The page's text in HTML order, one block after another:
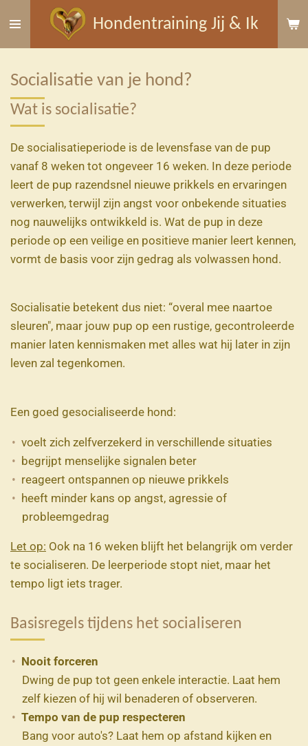
naar
de
hoofdinhoud
Hondentraining Jij & Ik
Socialisatie van je hond?
Wat is socialisatie?
De socialisatieperiode is de levensfase van de pup
vanaf 8 weken tot ongeveer 16 weken. In deze periode
leert de pup razendsnel nieuwe prikkels en ervaringen
verwerken, terwijl zijn angst voor onbekende situaties
nog nauwelijks ontwikkeld is. Wat de pup in deze
periode op een veilige en positieve manier leert kennen,
vormt de basis voor zijn gedrag als volwassen hond.
Socialisatie betekent dus niet: “overal mee naartoe
sleuren", maar jouw pup op een rustige, gecontroleerde
manier laten kennismaken met alles wat hij later in zijn
leven zal tegenkomen.
Een goed gesocialiseerde hond:
voelt zich zelfverzekerd in verschillende situaties
begrijpt menselijke signalen beter
reageert ontspannen op nieuwe prikkels
heeft minder kans op angst, agressie of
probleemgedrag
Let op: Ook na 16 weken blijft het belangrijk om verder
te socialiseren. De leerperiode stopt niet, maar het
tempo ligt iets trager.
Basisregels tijdens het socialiseren
Nooit forceren
Dwing de pup tot geen enkele interactie. Laat hem
zelf kiezen of hij wil benaderen of observeren.
Tempo van de pup respecteren
Bang voor auto's? Laat hem op afstand kijken en